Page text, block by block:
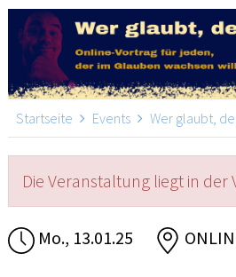
Startseite Events Wer glaubt,
Die Veranstaltung liegt in der
Mo., 13.01.25